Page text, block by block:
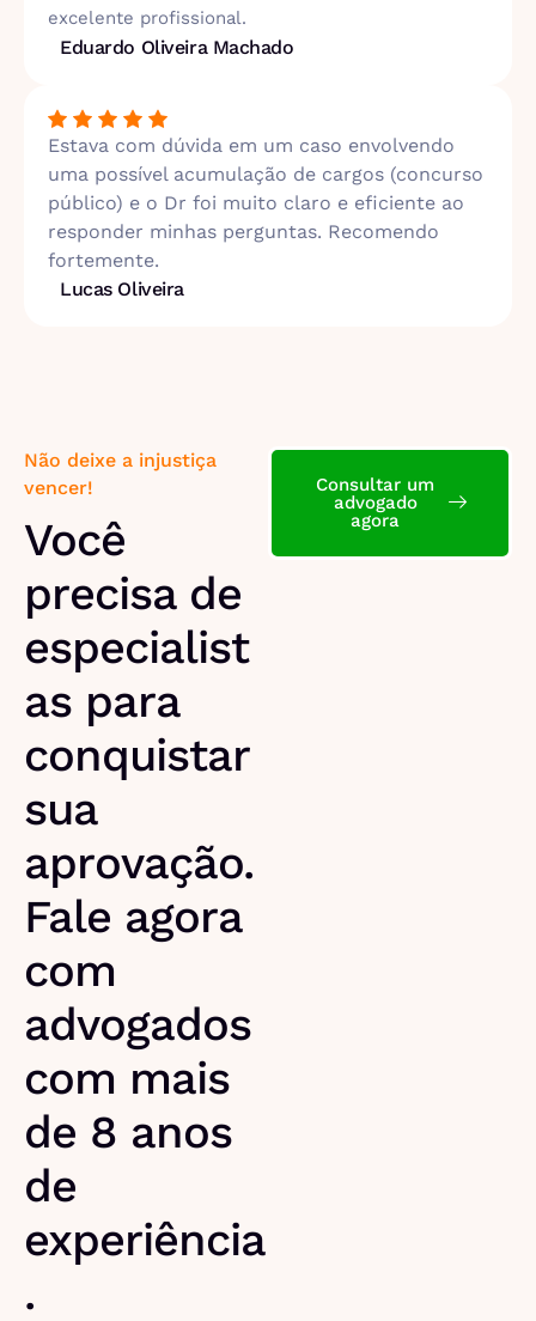
excelente profissional.
Eduardo Oliveira Machado
Estava com dúvida em um caso envolvendo
uma possível acumulação de cargos (concurso
público) e o Dr foi muito claro e eficiente ao
responder minhas perguntas. Recomendo
fortemente.
Lucas Oliveira
Não deixe a injustiça
vencer!
Você
precisa de
especialist
as para
conquistar
sua
aprovação.
Fale agora
com
advogados
com mais
de 8 anos
de
experiência
.
Consultar um
advogado
agora